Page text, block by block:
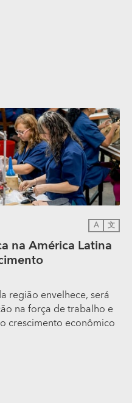
A 文
na América Latina
região envelhece, será
na força de trabalho e
crescimento econômico